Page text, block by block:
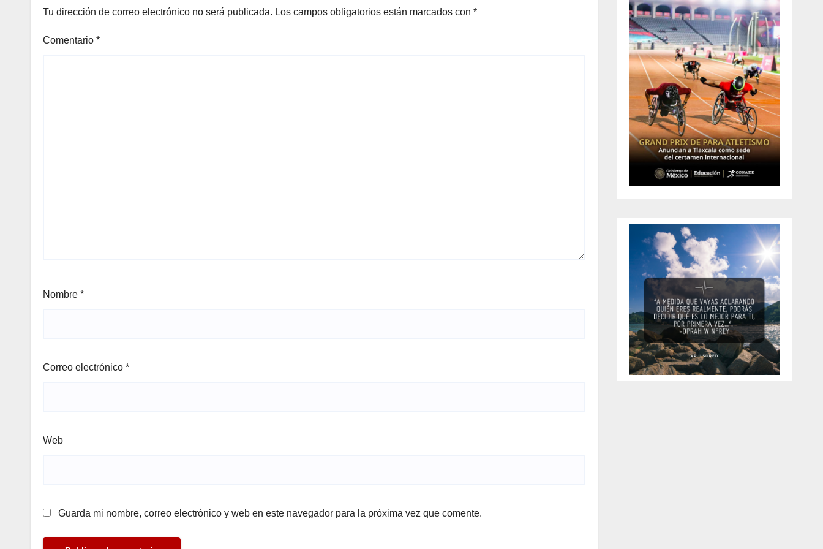
Tu dirección de correo electrónico no será publicada. Los campos obligatorios están marcados con *
Comentario *
Nombre *
Correo electrónico *
Web
Guarda mi nombre, correo electrónico y web en este navegador para la próxima vez que comente.